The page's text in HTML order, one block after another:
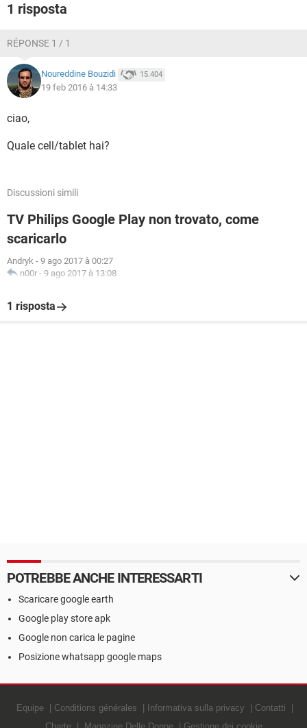
1 risposta
RÉPONSE 1 / 1
Noureddine Bouzidi 15.404
19 feb 2016 à 14:33
ciao,
Quale cell/tablet hai?
Discussioni simili
TV Philips Google Play non trovato, come
scaricarlo
Andryk - 9 ago 2017 à 00:27
n00r - 9 ago 2017 à 13:08
1 risposta
POTREBBE ANCHE INTERESSARTI
Scaricare google earth
Google play store apk
Google non carica le pagine
Posizione whatsapp google maps
Equipe Conditions générales Informativa sulla privacy
Contatti